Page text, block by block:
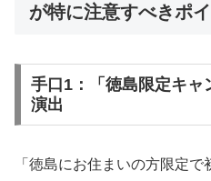
が特に注意すべきポ
手口1：「徳島限定キャ
演出
「徳島にお住まいの方限定